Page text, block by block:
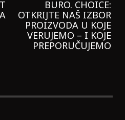
GARNIER KREMU I
NIKADA NIŠTA
LAGANIJE NISAM
KORISTILA